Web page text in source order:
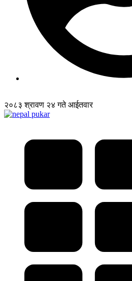
२०८३ श्रावण २४ गते आईतवार